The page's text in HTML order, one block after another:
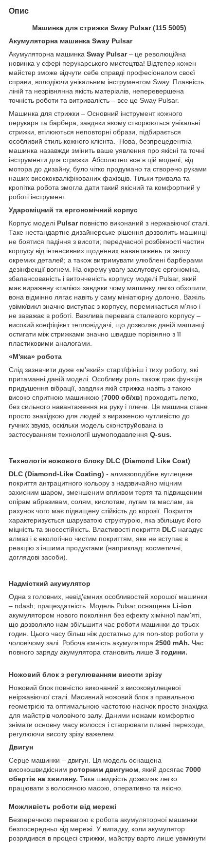
Опис
Машинка для стрижки Sway Pulsar (115 5005)
Акумуляторна машинка Sway Pulsar
Акумуляторна машинка Sway Pulsar– це революційна
новинка у сфері перукарського мистецтва! Відтепер кожен
майстер зможе відчути себе справді професіоналом своєї
справи, володіючи унікальним інструментом Sway. Плавність
ліній та незрівнянна якість матеріалів, неперевершена
точність роботи та витривалість – все це Sway Pulsar.
Машинка для стрижки – Основний інструмент кожного
перукаря та барбера, завдяки якому створюються унікальні
стрижки, втілюються неповторні образи, підбирається
особливий стиль кожного клієнта. Нова, безпрецедентна
машинка назавжди змінить ваше уявлення про якісні та точні
інструменти для стрижки. Абсолютно все в цій моделі, від
мотора до дизайну, було чітко продумано та створено руками
наших висококваліфікованих фахівців. Тільки тривала та
кропітка робота змогла дати такий якісний та комфортний у
роботі інструмент.
Удароміцний та ергономічний корпус
Корпус моделі Pulsarповністю виконаний з нержавіючої сталі.
Таке нестандартне дизайнерське рішення дозволить машинці
не боятися падіння з висоти; передчасної розбіжності частин
корпусу від інтенсивних щоденних навантажень та зносу
окремих деталей; а також витримувати улюблені барберами
дезінфекції вогнем. На окрему увагу заслуговує ергономіка,
збалансованість і витонченість корпусу моделі Pulsar, який
має виражену «талію» завдяки чому машинку легко обхопити,
вона відмінно лягає навіть у саму мініатюрну долоню. Важіль
увімк/викл значно виступає з корпусу, перемикається м'яко і
не заважає в роботі. Важлива перевага сталевого корпусу –
високий коефіцієнт тепловіддачі , що дозволяє даній машинці
остигати між стрижками значно швидше порівняно з її
пластиковими аналогами.
«М'яка» робота
Слід зазначити дуже «м'який» старт/фініш і тиху роботу, які
притаманні даній моделі. Особливу роль також грає функція
придушення вібрації, завдяки якій стрижка навіть з такою
високо спритною машинкою (7000 об/хв) проходить легко,
без сильного навантаження на руку і плече. Ця машина стане
просто знахідкою для людей з вираженою чутливістю до
гучних звуків, оскільки модель сконструйована із
застосуванням технології шумоподавлення Q-sus.
Технологія ножового блоку DLC (Diamond Like Coat)
DLC (Diamond-Like Coating) - алмазоподібне вуглецеве
покриття антрацитного кольору з надзвичайно міцним
захисним шаром, зменшеним впливом тертя та підвищеним
опірам абразивам, солям, кислотам, лугам та маслам, за
рахунок чого має підвищену стійкість до корозії. Покриття
характеризується шаруватою структурою, яка збільшує його
міцність та зносостійкість. Властивості покриття DLC нагадує
алмаз і є екологічно чистим покриттям, яке не вступає в
реакцію з іншими продуктами (наприклад: косметичні,
доглядові засоби).
Надмісткий акумулятор
Одна з головних, невід'ємних особливостей хорошої машинки
– ndash; працездатність. Модель Pulsar оснащена Li-ion
акумулятором нового покоління без ефекту хімічної пам'яті,
що дозволило нам збільшити час роботи машинки до трьох
годин. Цього часу більш ніж достатньо для non-stop роботи у
чоловічому залі. Робоча ємність акумулятора 2500 mAh. Час
повного заряду акумулятора становить лише 3 години.
Ножовий блок з регулюванням висоти зрізу
Ножовий блок повністю виконаний з високовуглецевої
неіржавіючої сталі. Масивний ножовий блок з правильною
геометрією та оптимальною частотою насічок просто знахідка
для майстрів чоловічого залу. Даними ножами комфортно
знімати основну масу волосся і створювати плавні переходи,
регулюючи висоту зрізу важелем.
Двигун
Серце машинки – двигун. Ця модель оснащена
високошвидкісним роторним двигуном , який досягає 7000
обертів на хвилину. Така швидкість дозволяє легко
працювати з волосяною масою, оперативно та якісно.
Можливість роботи від мережі
Безперечною перевагою є робота акумуляторної машинки
безпосередньо від мережі. У випадку, коли акумулятор
розрядився в процесі стрижки, майстру варто лише увімкнути